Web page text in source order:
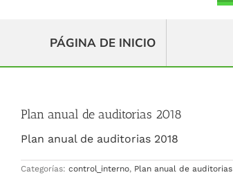
PÁGINA DE INICIO
Plan anual de auditorias 2018
Plan anual de auditorias 2018
Categorías: control_interno, Plan anual de auditorias